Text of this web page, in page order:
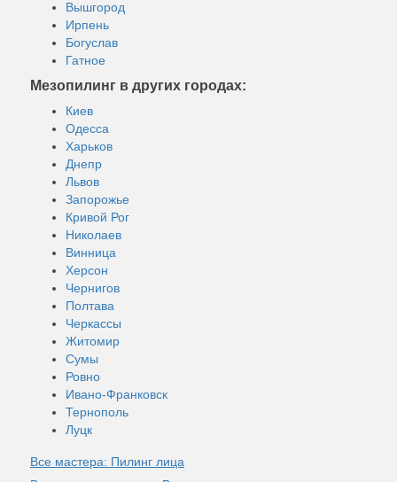
Вышгород
Ирпень
Богуслав
Гатное
Мезопилинг в других городах:
Киев
Одесса
Харьков
Днепр
Львов
Запорожье
Кривой Рог
Николаев
Винница
Херсон
Чернигов
Полтава
Черкассы
Житомир
Сумы
Ровно
Ивано-Франковск
Тернополь
Луцк
Все мастера: Пилинг лица